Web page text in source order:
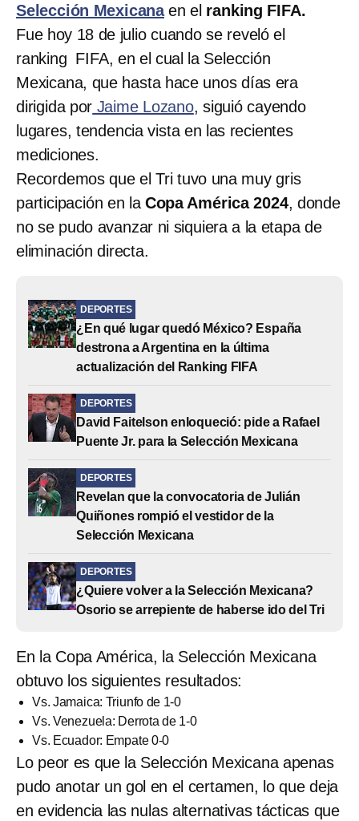
Selección Mexicanaen el ranking FIFA.
Fue hoy 18 de julio cuando se reveló el
ranking FIFA, en el cual la Selección
Mexicana, que hasta hace unos días era
dirigida por Jaime Lozano, siguió cayendo
lugares, tendencia vista en las recientes
mediciones.
Recordemos que el Tri tuvo una muy gris
participación en la Copa América 2024, donde
no se pudo avanzar ni siquiera a la etapa de
eliminación directa.
DEPORTES
¿En qué lugar quedó México? España
destrona a Argentina en la última
actualización del Ranking FIFA
DEPORTES
David Faitelson enloqueció: pide a Rafael
Puente Jr. para la Selección Mexicana
DEPORTES
Revelan que la convocatoria de Julián
Quiñones rompió el vestidor de la
Selección Mexicana
DEPORTES
¿Quiere volver a la Selección Mexicana?
Osorio se arrepiente de haberse ido del Tri
En la Copa América, la Selección Mexicana
obtuvo los siguientes resultados:
Vs. Jamaica: Triunfo de 1-0
Vs. Venezuela: Derrota de 1-0
Vs. Ecuador: Empate 0-0
Lo peor es que la Selección Mexicana apenas
pudo anotar un gol en el certamen, lo que deja
en evidencia las nulas alternativas tácticas que